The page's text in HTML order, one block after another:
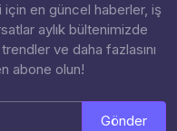
için en güncel haberler, iş
aylık bültenimizde
ve daha fazlasını
abone olun!
Gönder